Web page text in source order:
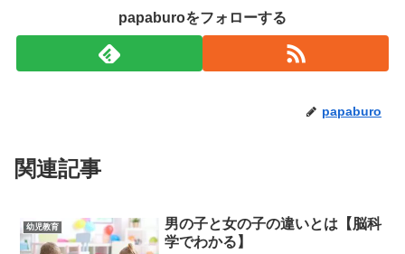
papaburoをフォローする
papaburo
関連記事
幼児教育
男の子と女の子の違いとは【脳科
学でわかる】